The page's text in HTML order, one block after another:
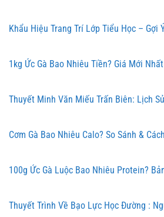
Khẩu Hiệu Trang Trí Lớp Tiểu Học – Gợi
1kg Ức Gà Bao Nhiêu Tiền? Giá Mới
Thuyết Minh Văn Miếu Trấn Biên: Lịch
Cơm Gà Bao Nhiêu Calo? So Sánh &
100g Ức Gà Luộc Bao Nhiêu Protein?
Thuyết Trình Về Bạo Lực Học Đường :